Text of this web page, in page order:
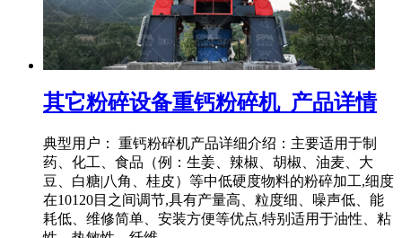
其它粉碎设备重钙粉碎机_产品详情
典型用户： 重钙粉碎机产品详细介绍：主要适用于制
药、化工、食品（例：生姜、辣椒、胡椒、油麦、大
豆、白糖|八角、桂皮）等中低硬度物料的粉碎加工,细度
在10120目之间调节,具有产量高、粒度细、噪声低、能
耗低、维修简单、安装方便等优点,特别适用于油性、粘